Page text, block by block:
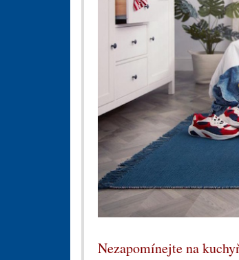
Nezapomínejte na